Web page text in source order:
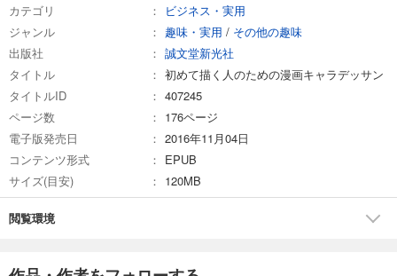
カテゴリ
ビジネス・実用
ジャンル
趣味・実用 / その他の趣味
出版社
誠文堂新光社
タイトル
初めて描く人のための漫画キャラデッサン
タイトルID
407245
ページ数
176ページ
電子版発売日
2016年11月04日
コンテンツ形式
EPUB
サイズ(目安)
120MB
閲覧環境